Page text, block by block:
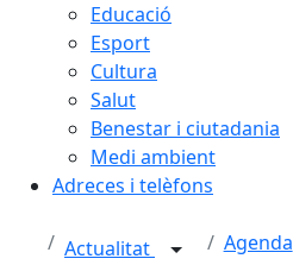
Educació
Esport
Cultura
Salut
Benestar i ciutadania
Medi ambient
Adreces i telèfons
Actualitat Agenda